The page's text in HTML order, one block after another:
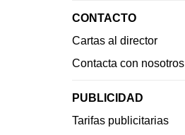
CONTACTO
Cartas al director
Contacta con nosotros
PUBLICIDAD
Tarifas publicitarias